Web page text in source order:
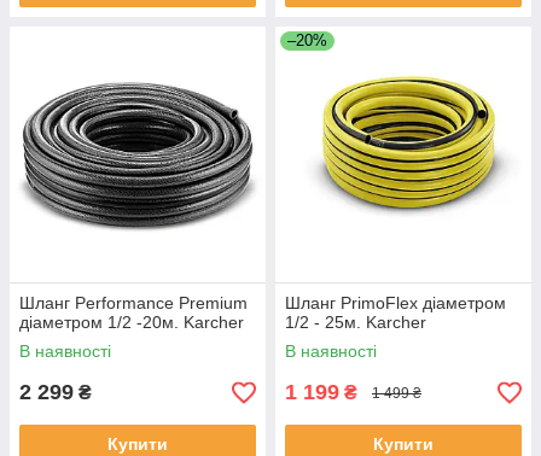
Шланг Performance Premium
діаметром 1/2 -20м. Karcher
В наявності
2 299 ₴
Купити
–20%
Шланг PrimoFlex діаметром
1/2 - 25м. Karcher
В наявності
1 199 ₴ 1 499 ₴
Купити